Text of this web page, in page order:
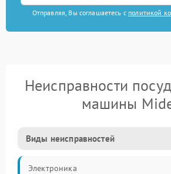
Отправляя, Вы соглашаетесь с политикой
Неисправности
машины
Виды неисправностей
Электроника